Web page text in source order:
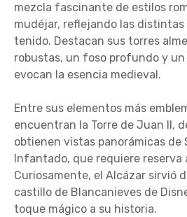
mezcla fascinante de estilos
mudéjar, reflejando las distintas
tenido. Destacan sus torres
robustas, un foso profundo y
evocan la esencia medieval.
Entre sus elementos más
encuentran la Torre de Juan II,
obtienen vistas panorámicas de
Infantado, que requiere reserva
Curiosamente, el Alcázar sirvió
castillo de Blancanieves de
toque mágico a su historia.